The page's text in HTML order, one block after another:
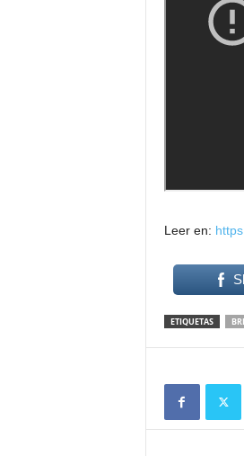
Leer en:
ETIQUETAS